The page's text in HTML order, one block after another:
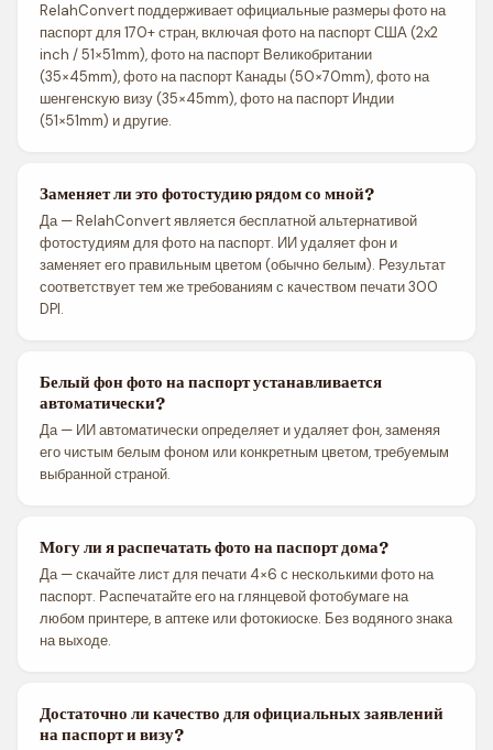
RelahConvert поддерживает официальные размеры фото на
паспорт для 170+ стран, включая фото на паспорт США (2x2
inch / 51×51mm), фото на паспорт Великобритании
(35×45mm), фото на паспорт Канады (50×70mm), фото на
шенгенскую визу (35×45mm), фото на паспорт Индии
(51×51mm) и другие.
Заменяет ли это фотостудию рядом со мной?
Да — RelahConvert является бесплатной альтернативой
фотостудиям для фото на паспорт. ИИ удаляет фон и
заменяет его правильным цветом (обычно белым). Результат
соответствует тем же требованиям с качеством печати 300
DPI.
Белый фон фото на паспорт устанавливается
автоматически?
Да — ИИ автоматически определяет и удаляет фон, заменяя
его чистым белым фоном или конкретным цветом, требуемым
выбранной страной.
Могу ли я распечатать фото на паспорт дома?
Да — скачайте лист для печати 4×6 с несколькими фото на
паспорт. Распечатайте его на глянцевой фотобумаге на
любом принтере, в аптеке или фотокиоске. Без водяного знака
на выходе.
Достаточно ли качество для официальных заявлений
на паспорт и визу?